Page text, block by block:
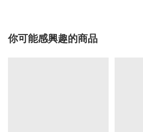
你可能感興趣的商品